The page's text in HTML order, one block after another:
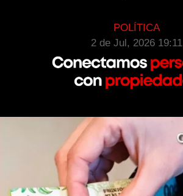
POLÍTICA
2 de Jul, 2026 19:11